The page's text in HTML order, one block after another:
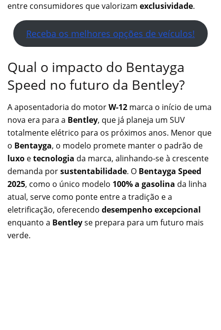
entre consumidores que valorizam exclusividade.
Receba os melhores opções de veículos!
Qual o impacto do Bentayga
Speed no futuro da Bentley?
A aposentadoria do motorW-12 marca o início de uma
nova era para a Bentley, que já planeja um SUV
totalmente elétrico para os próximos anos. Menor que
o Bentayga, o modelo promete manter o padrão de
luxo etecnologia da marca, alinhando-se à crescente
demanda porsustentabilidade. O Bentayga Speed
2025, como o único modelo 100% a gasolina da linha
atual, serve como ponte entre a tradição e a
eletrificação, oferecendo desempenho excepcional
enquanto a Bentleyse prepara para um futuro mais
verde.